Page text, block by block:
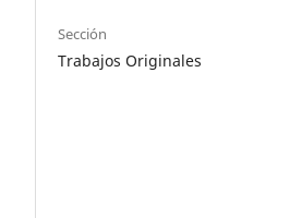
Sección
Trabajos Originales